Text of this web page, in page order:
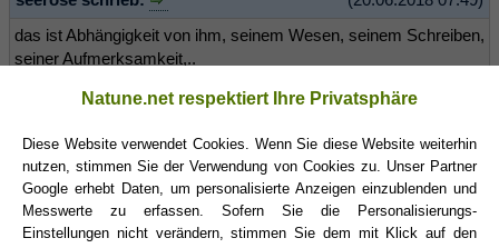
das ist Abhängigkeit von ihm, seinem Wesen, seinem Schreiben,
seiner Aufmerksamkeit,..
löschen, seine Mails zu löschen,..
Klar, mit dem Kontakt verbunden war ja auch immer eine
Möglichkeit
, die es jetzt nicht mehr gibt. Es wird nicht mehr
hinterm Rücken agiert, sondern ganz offen, "es gibt eine andere
Frau".
Natune.net respektiert Ihre Privatsphäre
Diese Website verwendet Cookies. Wenn Sie diese Website weiterhin
nutzen, stimmen Sie der Verwendung von Cookies zu. Unser Partner
Google erhebt Daten, um personalisierte Anzeigen einzublenden und
Messwerte zu erfassen. Sofern Sie die Personalisierungs-
Einstellungen nicht verändern, stimmen Sie dem mit Klick auf den